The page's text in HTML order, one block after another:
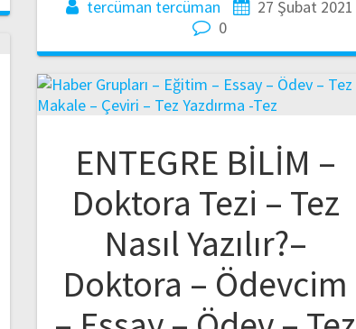
tercüman tercüman
27 Şubat 2021
0
ENTEGRE BİLİM –
Doktora Tezi – Tez
Nasıl Yazılır?–
Doktora – Ödevcim